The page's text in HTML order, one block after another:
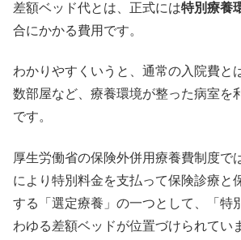
差額ベッド代とは、正式には特別療養
合にかかる費用です。
わかりやすくいうと、通常の入院費と
数部屋など、療養環境が整った病室を
です。
厚生労働省の保険外併用療養費制度で
により特別料金を支払って保険診療と
する「選定療養」の一つとして、「特
わゆる差額ベッドが位置づけられてい